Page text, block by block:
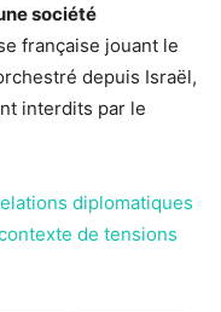
société
française jouant le
depuis Israël,
interdits par le
diplomatiques
de tensions